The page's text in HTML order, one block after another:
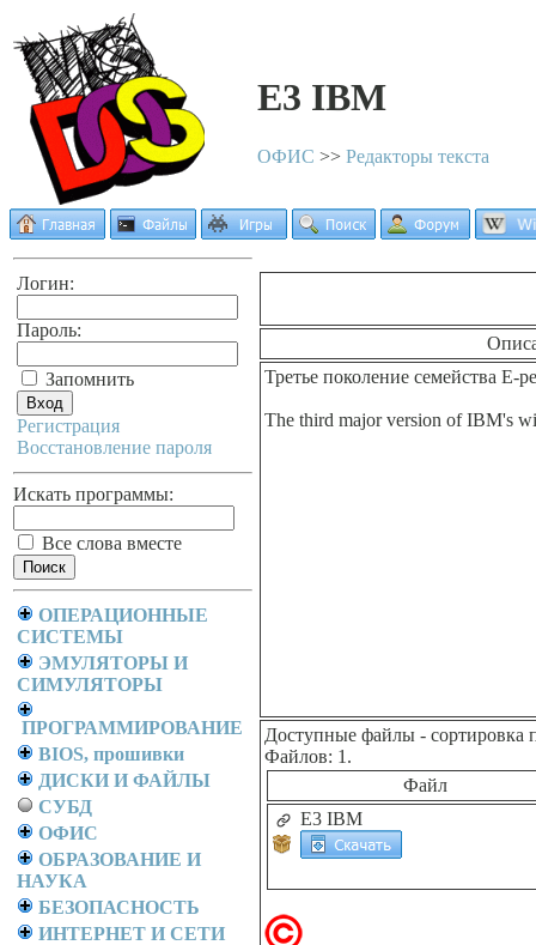
E3 IBM
ОФИС >> Редакторы текста
Логин:
Пароль:
Запомнить
Регистрация
Восстановление пароля
Искать программы:
Все слова вместе
ОПЕРАЦИОННЫЕ
СИСТЕМЫ
ЭМУЛЯТОРЫ И
СИМУЛЯТОРЫ
ПРОГРАММИРОВАНИЕ
BIOS, прошивки
ДИСКИ И ФАЙЛЫ
СУБД
ОФИС
ОБРАЗОВАНИЕ И
НАУКА
БЕЗОПАСНОСТЬ
ИНТЕРНЕТ И СЕТИ
Третье поколение семейства Е-
The third major version of IBM's
Доступные файлы - сортировка
Файлов: 1.
Файл
E3 IBM